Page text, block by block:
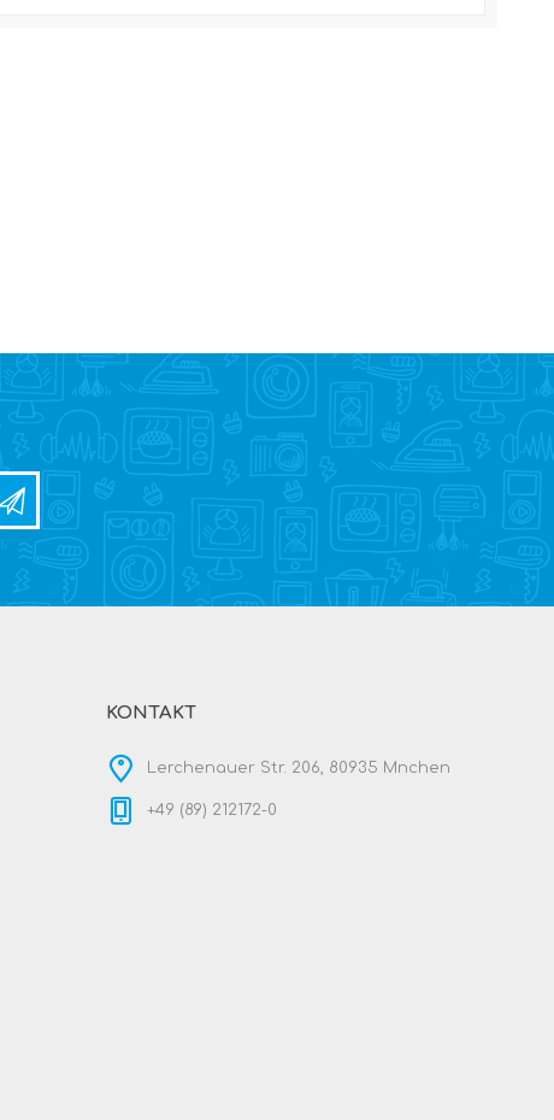
KONTAKT
Lerchenauer Str. 206, 80935 Mnchen
+49 (89) 212172-0